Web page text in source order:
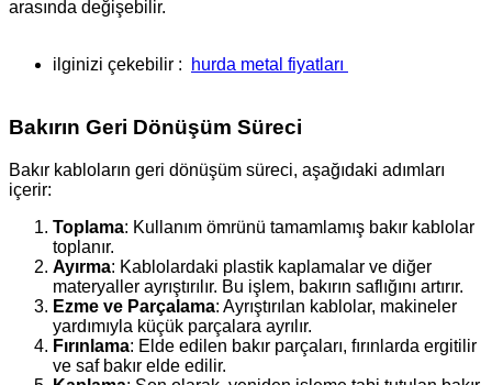
arasında değişebilir.
ilginizi çekebilir : hurda metal fiyatları
Bakırın Geri Dönüşüm Süreci
Bakır kabloların geri dönüşüm süreci, aşağıdaki adımları
içerir:
Toplama: Kullanım ömrünü tamamlamış bakır kablolar
toplanır.
Ayırma: Kablolardaki plastik kaplamalar ve diğer
materyaller ayrıştırılır. Bu işlem, bakırın saflığını artırır.
Ezme ve Parçalama: Ayrıştırılan kablolar, makineler
yardımıyla küçük parçalara ayrılır.
Fırınlama: Elde edilen bakır parçaları, fırınlarda ergitilir
ve saf bakır elde edilir.